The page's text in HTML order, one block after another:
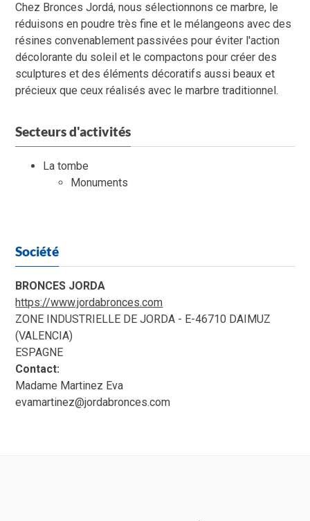
Chez Bronces Jordá, nous sélectionnons ce marbre, le
réduisons en poudre très fine et le mélangeons avec des
résines convenablement passivées pour éviter l'action
décolorante du soleil et le compactons pour créer des
sculptures et des éléments décoratifs aussi beaux et
précieux que ceux réalisés avec le marbre traditionnel.
Secteurs d'activités
La tombe
Monuments
Société
BRONCES JORDA
https://www.jordabronces.com
ZONE INDUSTRIELLE DE JORDA - E-46710 DAIMUZ
(VALENCIA)
ESPAGNE
Contact:
Madame Martinez Eva
evamartinez@jordabronces.com